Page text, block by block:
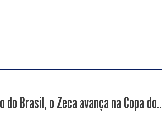
do Brasil, o Zeca avança na Copa